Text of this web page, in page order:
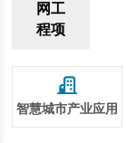
网工
程项
智慧城市产业应用